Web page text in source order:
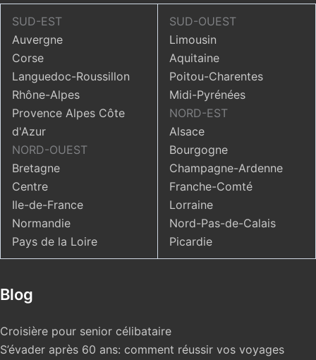
SUD-EST
Auvergne
Corse
Languedoc-Roussillon
Rhône-Alpes
Provence Alpes Côte
d'Azur
NORD-OUEST
Bretagne
Centre
Ile-de-France
Normandie
Pays de la Loire
SUD-OUEST
Limousin
Aquitaine
Poitou-Charentes
Midi-Pyrénées
NORD-EST
Alsace
Bourgogne
Champagne-Ardenne
Franche-Comté
Lorraine
Nord-Pas-de-Calais
Picardie
Blog
Croisière pour senior célibataire
S’évader après 60 ans: comment réussir vos voyages